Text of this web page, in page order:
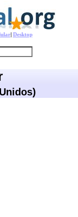
| Desktop